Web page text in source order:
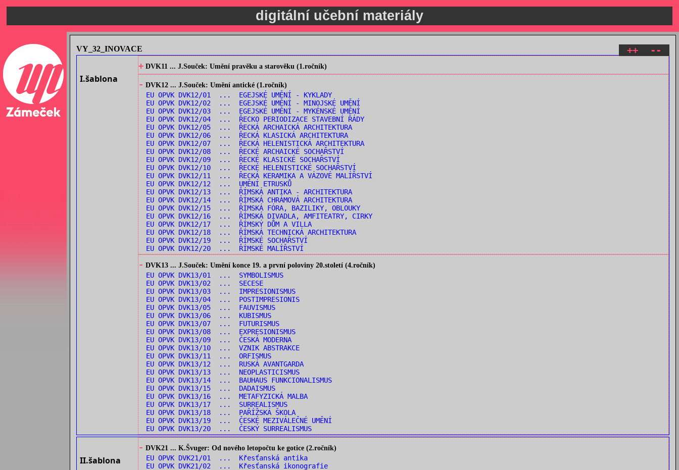
digitální učební materiály
++ --
VY_32_INOVACE
I.šablona
+ DVK11 ... J.Souček: Umění pravěku a starověku (1.ročník)
- DVK12 ... J.Souček: Umění antické (1.ročník)
EU OPVK DVK12/01 ... EGEJSKÉ UMĚNÍ - KYKLADY
EU OPVK DVK12/02 ... EGEJSKÉ UMĚNÍ - MINOJSKÉ UMĚNÍ
EU OPVK DVK12/03 ... EGEJSKÉ UMĚNÍ - MYKÉNSKÉ UMĚNÍ
EU OPVK DVK12/04 ... ŘECKO PERIODIZACE STAVEBNÍ ŘÁDY
EU OPVK DVK12/05 ... ŘECKÁ ARCHAICKÁ ARCHITEKTURA
EU OPVK DVK12/06 ... ŘECKÁ KLASICKÁ ARCHITEKTURA
EU OPVK DVK12/07 ... ŘECKÁ HELENISTICKÁ ARCHITEKTURA
EU OPVK DVK12/08 ... ŘECKÉ ARCHAICKÉ SOCHAŘSTVÍ
EU OPVK DVK12/09 ... ŘECKÉ KLASICKÉ SOCHAŘSTVÍ
EU OPVK DVK12/10 ... ŘECKÉ HELENISTICKÉ SOCHAŘSTVÍ
EU OPVK DVK12/11 ... ŘECKÁ KERAMIKA A VÁZOVÉ MALÍŘSTVÍ
EU OPVK DVK12/12 ... UMĚNÍ ETRUSKŮ
EU OPVK DVK12/13 ... ŘÍMSKÁ ANTIKA - ARCHITEKTURA
EU OPVK DVK12/14 ... ŘÍMSKÁ CHRÁMOVÁ ARCHITEKTURA
EU OPVK DVK12/15 ... ŘÍMSKÁ FÓRA, BAZILIKY, OBLOUKY
EU OPVK DVK12/16 ... ŘÍMSKÁ DIVADLA, AMFITEATRY, CIRKY
EU OPVK DVK12/17 ... ŘÍMSKÝ DŮM A VILLA
EU OPVK DVK12/18 ... ŘÍMSKÁ TECHNICKÁ ARCHITEKTURA
EU OPVK DVK12/19 ... ŘÍMSKÉ SOCHAŘSTVÍ
EU OPVK DVK12/20 ... ŘÍMSKÉ MALÍŘSTVÍ
- DVK13 ... J.Souček: Umění konce 19. a první poloviny 20.století (4.ročník)
EU OPVK DVK13/01 ... SYMBOLISMUS
EU OPVK DVK13/02 ... SECESE
EU OPVK DVK13/03 ... IMPRESIONISMUS
EU OPVK DVK13/04 ... POSTIMPRESIONIS
EU OPVK DVK13/05 ... FAUVISMUS
EU OPVK DVK13/06 ... KUBISMUS
EU OPVK DVK13/07 ... FUTURISMUS
EU OPVK DVK13/08 ... EXPRESIONISMUS
EU OPVK DVK13/09 ... ČESKÁ MODERNA
EU OPVK DVK13/10 ... VZNIK ABSTRAKCE
EU OPVK DVK13/11 ... ORFISMUS
EU OPVK DVK13/12 ... RUSKÁ AVANTGARDA
EU OPVK DVK13/13 ... NEOPLASTICISMUS
EU OPVK DVK13/14 ... BAUHAUS FUNKCIONALISMUS
EU OPVK DVK13/15 ... DADAISMUS
EU OPVK DVK13/16 ... METAFYZICKÁ MALBA
EU OPVK DVK13/17 ... SURREALISMUS
EU OPVK DVK13/18 ... PAŘÍŽSKÁ ŠKOLA
EU OPVK DVK13/19 ... ČESKÉ MEZIVÁLEČNÉ UMĚNÍ
EU OPVK DVK13/20 ... ČESKÝ SURREALISMUS
II.šablona
- DVK21 ... K.Švuger: Od nového letopočtu ke gotice (2.ročník)
EU OPVK DVK21/01 ... Křesťanská antika
EU OPVK DVK21/02 ... Křesťanská ikonografie